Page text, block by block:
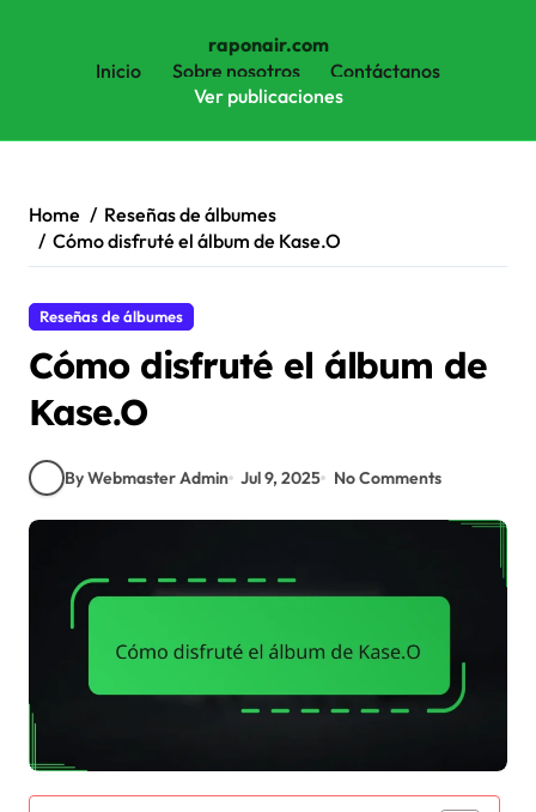
raponair.com
Inicio
Sobre nosotros
Contáctanos
Ver publicaciones
content
Home
Reseñas de álbumes
Cómo disfruté el álbum de Kase.O
Reseñas de álbumes
Cómo disfruté el álbum de
Kase.O
By Webmaster Admin Jul 9, 2025 No Comments